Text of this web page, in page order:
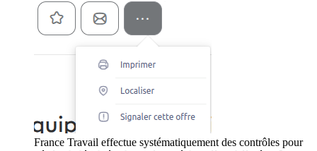
France Travail effectue systématiquement des contrôles pour